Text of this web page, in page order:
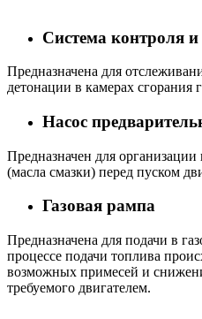
Система контроля
Предназначена для
детонации в камерах сгорания
Насос
Предназначен для
(масла смазки) перед пуском
Газовая рампа
Предназначена для подачи в
процессе подачи топлива
возможных примесей и
требуемого двигателем.